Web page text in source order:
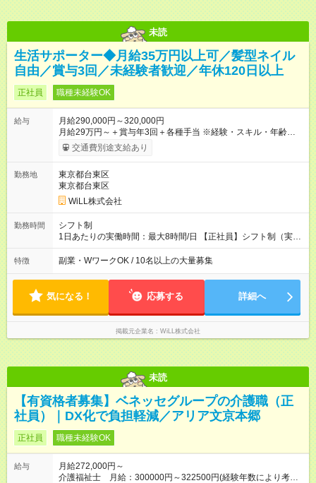
未読
生活サポーター◆月給35万円以上可／髪型ネイル
自由／賞与3回／未経験者歓迎／年休120日以上
正社員 職種未経験OK
給与
月給290,000円～320,000円
月給29万円～＋賞与年3回＋各種手当 ※経験・スキル・年齢を考
慮し加給優遇 ■日勤のみを希望する方 月給27万円～＋賞与年3回
＋各種手当 ■夜勤のみを希望する方 月給30万円～＋賞与年3回＋
用形態、給与は本採用時と同じです。
交通費別途支給あり
勤務地
東京都台東区
東京都台東区
WiLL株式会社
勤務時間
シフト制
1日あたりの実働時間：最大8時間/日 【正社員】シフト制（実働
8時間） 【アルバイト】週1日から勤務可能 ◎勤務例 日勤／9時
～18時（休憩60分） 夜勤／22時～翌7時（休憩60分） ◎働き方
ど、ご希望の働き方をお気軽にご相談ください。
特徴 副業・WワークOK / 10名以上の大量募集
気になる！ 応募する 詳細へ
掲載元企業名 WiLL株式会社
未読
【有資格者募集】ベネッセグループの介護職（正
社員）｜DX化で負担軽減／アリア文京本郷
正社員 職種未経験OK
給与
月給272,000円～
介護福祉士 月給：300000円～322500円(経験年数により考